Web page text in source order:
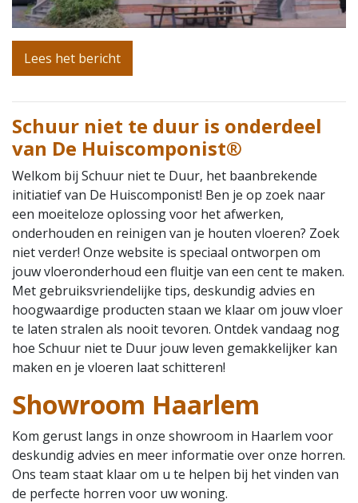
Lees het bericht
Schuur niet te duur is onderdeel
van De Huiscomponist®
Welkom bij Schuur niet te Duur, het baanbrekende
initiatief van De Huiscomponist! Ben je op zoek naar
een moeiteloze oplossing voor het afwerken,
onderhouden en reinigen van je houten vloeren? Zoek
niet verder! Onze website is speciaal ontworpen om
jouw vloeronderhoud een fluitje van een cent te maken.
Met gebruiksvriendelijke tips, deskundig advies en
hoogwaardige producten staan we klaar om jouw vloer
te laten stralen als nooit tevoren. Ontdek vandaag nog
hoe Schuur niet te Duur jouw leven gemakkelijker kan
maken en je vloeren laat schitteren!
Showroom Haarlem
Kom gerust langs in onze showroom in Haarlem voor
deskundig advies en meer informatie over onze horren.
Ons team staat klaar om u te helpen bij het vinden van
de perfecte horren voor uw woning.